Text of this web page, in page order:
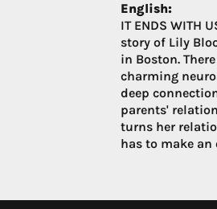
English:
IT ENDS WITH
story of Lily
in Boston.
charming
deep
parents'
turns her
has to make